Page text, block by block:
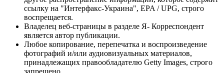
ссылку на "Интерфакс-Украина", EPA / UPG, строго
воспрещается.
Владелец веб-страницы в разделе Я- Корреспондент
является автор публикации.
Любое копирование, перепечатка и воспроизведение
фотографий и/или аудиовизуальных материалов,
принадлежащих правообладателю Getty Images, строго